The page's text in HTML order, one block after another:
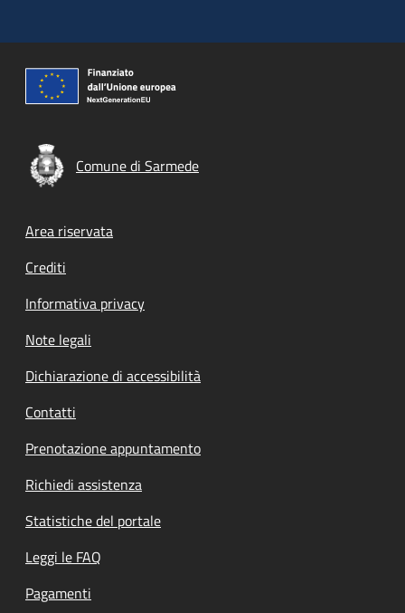
Comune di Sarmede
Footer menu
Area riservata
Crediti
Informativa privacy
Note legali
Dichiarazione di accessibilità
Contatti
Prenotazione appuntamento
Richiedi assistenza
Statistiche del portale
Leggi le FAQ
Pagamenti